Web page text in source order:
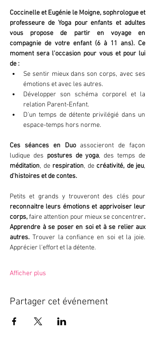
Coccinelle et Eugénie le Moigne, sophrologue et
professeure de Yoga pour enfants et adultes
vous propose de partir en voyage en
compagnie de votre enfant (6 à 11 ans). Ce
moment sera l'occasion pour vous et pour lui
de :
Se sentir mieux dans son corps, avec ses
émotions et avec les autres.
Développer son schéma corporel et la
relation Parent-Enfant.
D'un temps de détente privilégié dans un
espace-temps hors norme.
Ces séances en Duo associeront de façon
ludique des postures de yoga
méditation, de respiration, de créativité, de jeu
d'histoires et de contes.
reconnaitre leurs émotions et apprivoiser leur
corps, faire attention pour mieux se concentrer.
Apprendre à se poser en soi et à se relier aux
autres. Trouver la confiance en soi et la joie.
Apprécier l'effort et la détente.
Afficher plus
Partager cet événement